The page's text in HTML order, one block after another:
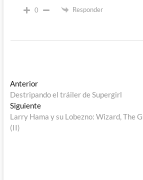
0 Responder
Navegación
de
entradas
AnteriorEntrada
anterior:
Destripando el tráiler de Supergirl
SiguienteEntrada
siguiente:
Larry Hama y su Lobezno: Wizard, The
(II)